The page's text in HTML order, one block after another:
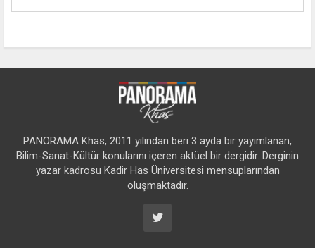
PANORAMA Khas, 2011 yılından beri 3 ayda bir yayımlanan,
Bilim-Sanat-Kültür konularını içeren aktüel bir dergidir. Derginin
yazar kadrosu Kadir Has Üniversitesi mensuplarından
oluşmaktadır.